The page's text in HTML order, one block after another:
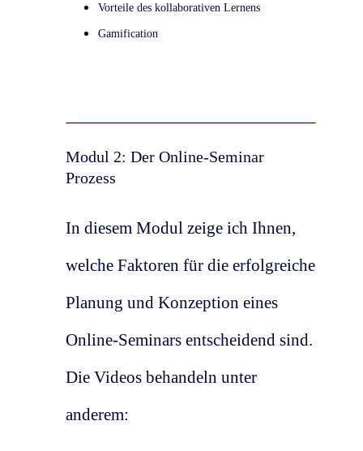
Vorteile des kollaborativen Lernens
Gamification
Modul 2: Der Online-Seminar
Prozess
In diesem Modul zeige ich Ihnen,
welche Faktoren für die erfolgreiche
Planung und Konzeption eines
Online-Seminars entscheidend sind.
Die Videos behandeln unter
anderem: